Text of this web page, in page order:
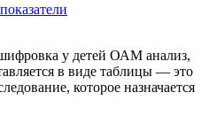
у детей ОАМ анализ,
в виде таблицы — это
которое назначается